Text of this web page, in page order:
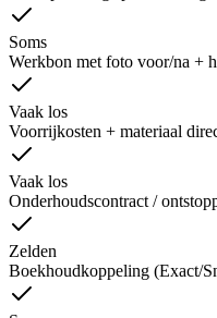
Soms
Werkbon met foto voor/na +
Vaak los
Voorrijkosten + materiaal
Vaak los
Onderhoudscontract /
Zelden
Boekhoudkoppeling (Exact/